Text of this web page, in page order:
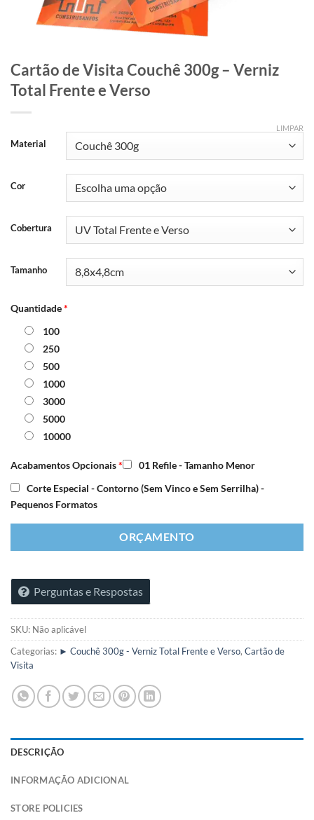
Cartão de Visita Couchê 300g – Verniz
Total Frente e Verso
Material
Cor
Cobertura
Tamanho
LIMPAR
Quantidade*
100
250
500
1000
3000
5000
10000
Acabamentos Opcionais*
01 Refile - Tamanho Menor
Corte Especial - Contorno (Sem Vinco e Sem Serrilha) -
Pequenos Formatos
ORÇAMENTO
Perguntas e Respostas
SKU: Não aplicável
Categorias: ► Couchê 300g - Verniz Total Frente e Verso, Cartão de
Visita
DESCRIÇÃO
INFORMAÇÃO ADICIONAL
STORE POLICIES